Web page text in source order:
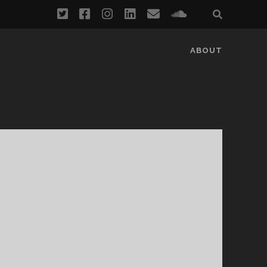
twitterfacebookinstagram
linkedin
emailsoundcloud
ABOUT